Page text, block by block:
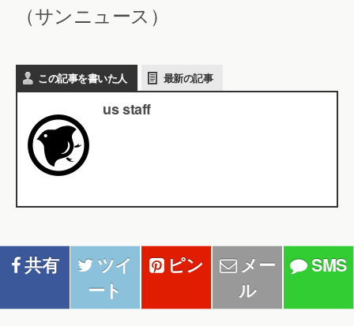
（サンニュース）
この記事を書いた人 最新の記事
us staff
共有
ツイ
ート
ピン
メー
ル
SMS